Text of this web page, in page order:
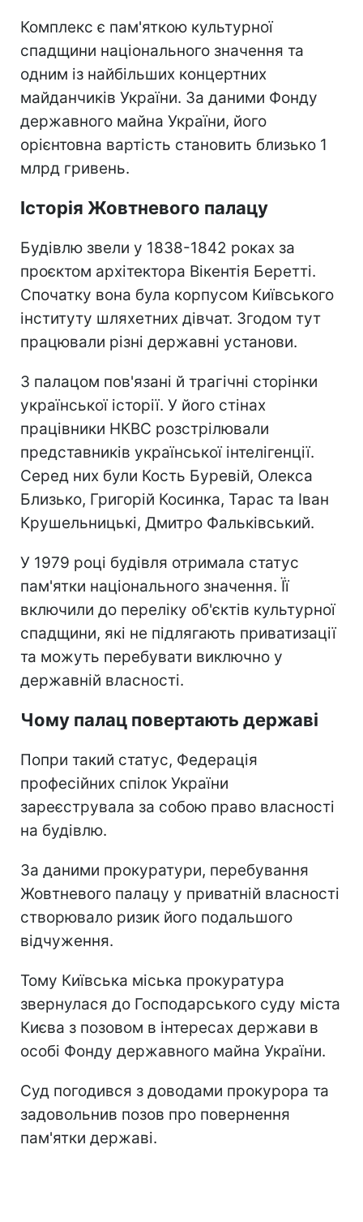
Комплекс є пам'яткою культурної
спадщини національного значення та
одним із найбільших концертних
майданчиків України. За даними Фонду
державного майна України, його
орієнтовна вартість становить близько 1
млрд гривень.
Історія Жовтневого палацу
Будівлю звели у 1838-1842 роках за
проєктом архітектора Вікентія Беретті.
Спочатку вона була корпусом Київського
інституту шляхетних дівчат. Згодом тут
працювали різні державні установи.
З палацом пов'язані й трагічні сторінки
української історії. У його стінах
працівники НКВС розстрілювали
представників української інтелігенції.
Серед них були Кость Буревій, Олекса
Близько, Григорій Косинка, Тарас та Іван
Крушельницькі, Дмитро Фальківський.
У 1979 році будівля отримала статус
пам'ятки національного значення. Її
включили до переліку об'єктів культурної
спадщини, які не підлягають приватизації
та можуть перебувати виключно у
державній власності.
Чому палац повертають державі
Попри такий статус, Федерація
професійних спілок України
зареєструвала за собою право власності
на будівлю.
За даними прокуратури, перебування
Жовтневого палацу у приватній власності
створювало ризик його подальшого
відчуження.
Тому Київська міська прокуратура
звернулася до Господарського суду міста
Києва з позовом в інтересах держави в
особі Фонду державного майна України.
Суд погодився з доводами прокурора та
задовольнив позов про повернення
пам'ятки державі.